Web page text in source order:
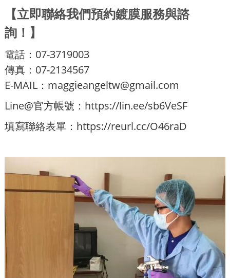
【立即聯絡我們預約鍍膜服務與諮
詢！】
電話：07-3719003
傳真：07-2134567
E-MAIL： maggieangeltw@gmail.com
Line@官方帳號： https://lin.ee/sb6VeSF
填寫聯絡表單： https://reurl.cc/O46raD